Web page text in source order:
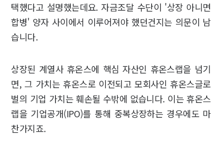
택했다고 설명했는데요. 자금조달 수단이 '상장 아니면
합병' 양자 사이에서 이루어져야 했던건지는 의문이 남
습니다.
상장된 계열사 휴온스에 핵심 자산인 휴온스랩을 넘기
면, 그 가치는 휴온스로 이전되고 모회사인 휴온스글로
벌의 기업 가치는 훼손될 수밖에 없습니다. 이는 휴온스
랩을 기업공개(IPO)를 통해 중복상장하는 경우에도 마
찬가지죠.